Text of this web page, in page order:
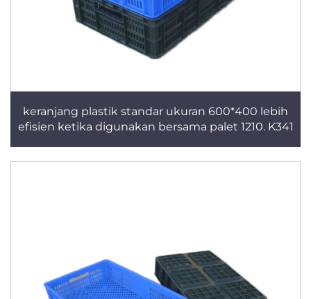
keranjang plastik standar ukuran 600*400 lebih
efisien ketika digunakan bersama palet 1210. K341